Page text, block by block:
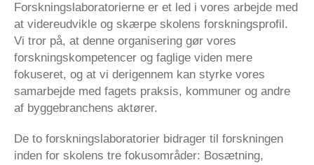
Forskningslaboratorierne er et led i vores arbejde med
at videreudvikle og skærpe skolens forskningsprofil.
Vi tror på, at denne organisering gør vores
forskningskompetencer og faglige viden mere
fokuseret, og at vi derigennem kan styrke vores
samarbejde med fagets praksis, kommuner og andre
af byggebranchens aktører.
De to forskningslaboratorier bidrager til forskningen
inden for skolens tre fokusområder: Bosætning,